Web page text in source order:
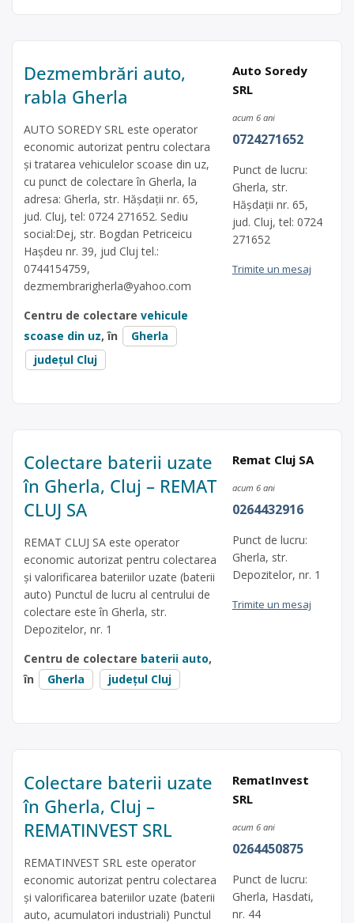
Dezmembrări auto,
rabla Gherla
AUTO SOREDY SRL este operator
economic autorizat pentru colectara
și tratarea vehiculelor scoase din uz,
cu punct de colectare în Gherla, la
adresa: Gherla, str. Hășdații nr. 65,
jud. Cluj, tel: 0724 271652. Sediu
social:Dej, str. Bogdan Petriceicu
Hașdeu nr. 39, jud Cluj tel.:
0744154759,
dezmembrarigherla@yahoo.com
Centru de colectare vehicule
scoase din uz, în
Gherla
județul Cluj
Auto Soredy
SRL
acum 6 ani
0724271652
Punct de lucru:
Gherla, str.
Hășdații nr. 65,
jud. Cluj, tel: 0724
271652
Trimite un mesaj
Colectare baterii uzate
în Gherla, Cluj – REMAT
CLUJ SA
REMAT CLUJ SA este operator
economic autorizat pentru colectarea
și valorificarea bateriilor uzate (baterii
auto) Punctul de lucru al centrului de
colectare este în Gherla, str.
Depozitelor, nr. 1
Centru de colectare baterii auto,
în
Gherla județul Cluj
Remat Cluj SA
acum 6 ani
0264432916
Punct de lucru:
Gherla, str.
Depozitelor, nr. 1
Trimite un mesaj
Colectare baterii uzate
în Gherla, Cluj –
REMATINVEST SRL
REMATINVEST SRL este operator
economic autorizat pentru colectarea
și valorificarea bateriilor uzate (baterii
auto, acumulatori industriali) Punctul
RematInvest
SRL
acum 6 ani
0264450875
Punct de lucru:
Gherla, Hasdati,
nr. 44